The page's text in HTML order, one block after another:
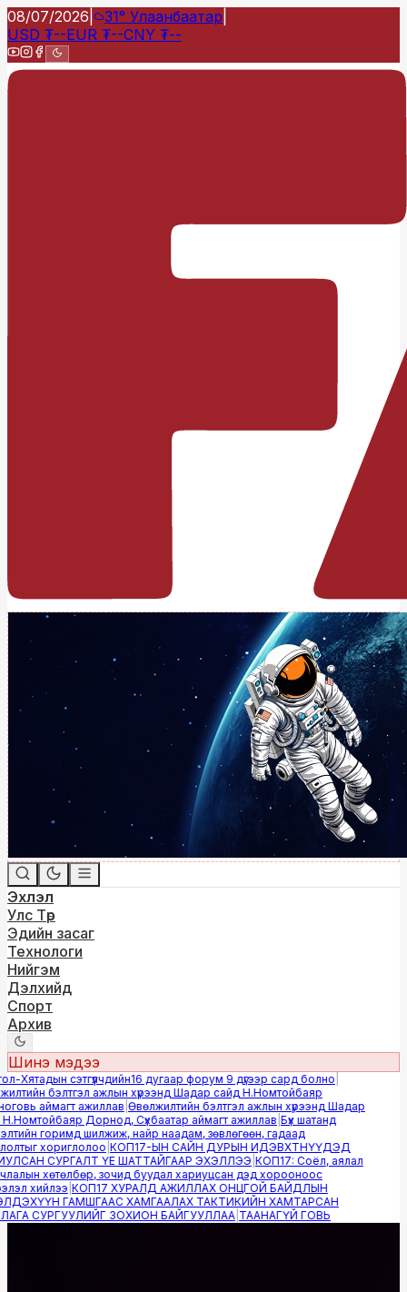
08/07/2026 31° Улаанбаатар
USD ₮--EUR ₮--CNY ₮--
Эхлэл
Улс Төр
Эдийн засаг
Технологи
Нийгэм
Дэлхийд
Спорт
Архив
Шинэ мэдээ
Хятадын сэтгүүлчдийн16 дугаар форум 9 дүгээр сард болно|
бэлтгэл ажлын хүрээнд Шадар сайд Н.Номтойбаяр
аймагт ажиллав|Өвөлжилтийн бэлтгэл ажлын хүрээнд Шадар
Дорнод, Сүхбаатар аймагт ажиллав|Бүх шатанд
горимд шилжиж, найр наадам, зөвлөгөөн, гадаад
хориглолоо|КОП17-ЫН САЙН ДУРЫН ИДЭВХТНҮҮДЭД
СУРГАЛТ ҮЕ ШАТТАЙГААР ЭХЭЛЛЭЭ|КОП17: Соёл, аялал
хөтөлбөр, зочид буудал хариуцсан дэд хорооноос
хийлээ|КОП17 ХУРАЛД АЖИЛЛАХ ОНЦГОЙ БАЙДЛЫН
ГАМШГААС ХАМГААЛАХ ТАКТИКИЙН ХАМТАРСАН
СУРГУУЛИЙГ ЗОХИОН БАЙГУУЛЛАА|ТААНАГҮЙ ГОВЬ